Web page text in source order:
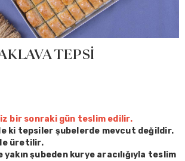
TEPSİ
bir sonraki gün teslim edilir.
ki tepsiler şubelerde mevcut değildir.
üretilir.
şubeden kurye aracılığıyla teslim